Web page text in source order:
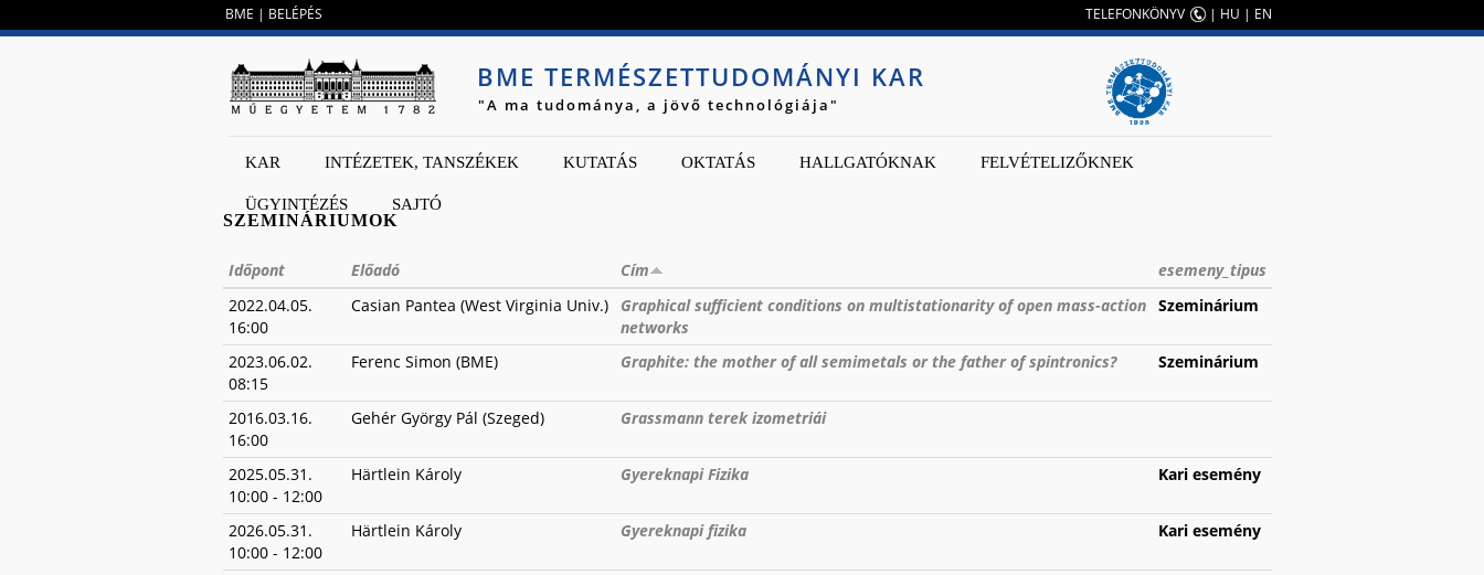
BME | BELÉPÉS TELEFONKÖNYV | HU | EN
BME TERMÉSZETTUDOMÁNYI KAR
"A ma tudománya, a jövő technológiája"
KAR INTÉZETEK, TANSZÉKEK KUTATÁS OKTATÁS HALLGATÓKNAK FELVÉTELIZŐKNEK
ÜGYINTÉZÉS SAJTÓ
SZEMINÁRIUMOK
Időpont Előadó Cím
esemeny_tipus
2022.04.05.
16:00
Casian Pantea (West Virginia Univ.)
Graphical sufficient conditions on multistationarity of open mass-action
networks
Szeminárium
2023.06.02.
08:15
Ferenc Simon (BME) Graphite: the mother of all semimetals or the father of spintronics? Szeminárium
2016.03.16.
16:00
Gehér György Pál (Szeged) Grassmann terek izometriái
2025.05.31.
10:00 - 12:00
Härtlein Károly Gyereknapi Fizika Kari esemény
2026.05.31.
10:00 - 12:00
Härtlein Károly Gyereknapi fizika Kari esemény